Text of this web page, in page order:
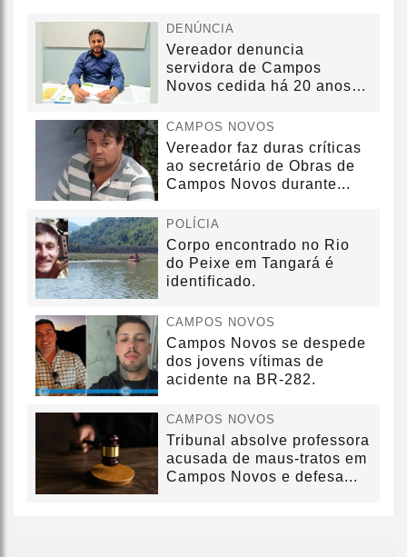
DENÚNCIA
Vereador denuncia
servidora de Campos
Novos cedida há 20 anos
CAMPOS NOVOS
Vereador faz duras críticas
ao secretário de Obras de
Campos Novos durante...
POLÍCIA
Corpo encontrado no Rio
do Peixe em Tangará é
identificado.
CAMPOS NOVOS
Campos Novos se despede
dos jovens vítimas de
acidente na BR-282.
CAMPOS NOVOS
Tribunal absolve professora
acusada de maus-tratos em
Campos Novos e defesa...